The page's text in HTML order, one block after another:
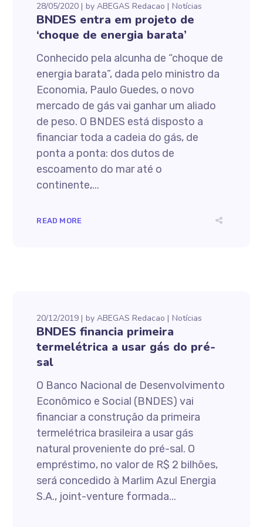
28/05/2020 byABEGAS Redacao Notícias
BNDES entra em projeto de
‘choque de energia barata’
Conhecido pela alcunha de “choque de
energia barata”, dada pelo ministro da
Economia, Paulo Guedes, o novo
mercado de gás vai ganhar um aliado
de peso. O BNDES está disposto a
financiar toda a cadeia do gás, de
ponta a ponta: dos dutos de
escoamento do mar até o
continente,...
READ MORE
20/12/2019 byABEGAS Redacao Notícias
BNDES financia primeira
termelétrica a usar gás do pré-
sal
O Banco Nacional de Desenvolvimento
Econômico e Social (BNDES) vai
financiar a construção da primeira
termelétrica brasileira a usar gás
natural proveniente do pré-sal. O
empréstimo, no valor de R$ 2 bilhões,
será concedido à Marlim Azul Energia
S.A., joint-venture formada...